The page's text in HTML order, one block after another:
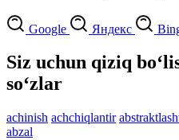
Google Яндекс
Siz uchun qiziq
so‘zlar
achinish achchiqlantir
abzal